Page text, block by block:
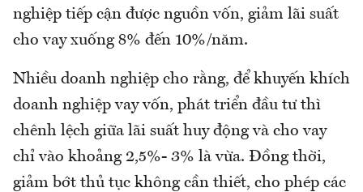
nghiệp tiếp cận được nguồn vốn, giảm lãi suất
cho vay xuống 8% đến 10%/năm.
Nhiều doanh nghiệp cho rằng, để khuyến khích
doanh nghiệp vay vốn, phát triển đầu tư thì
chênh lệch giữa lãi suất huy động và cho vay
chỉ vào khoảng 2,5%- 3% là vừa. Đồng thời,
giảm bớt thủ tục không cần thiết, cho phép các